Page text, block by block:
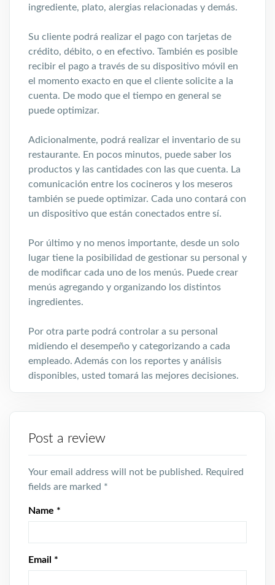
ingrediente, plato, alergias relacionadas y demás.
Su cliente podrá realizar el pago con tarjetas de
crédito, débito, o en efectivo. También es posible
recibir el pago a través de su dispositivo móvil en
el momento exacto en que el cliente solicite a la
cuenta. De modo que el tiempo en general se
puede optimizar.
Adicionalmente, podrá realizar el inventario de su
restaurante. En pocos minutos, puede saber los
productos y las cantidades con las que cuenta. La
comunicación entre los cocineros y los meseros
también se puede optimizar. Cada uno contará con
un dispositivo que están conectados entre sí.
Por último y no menos importante, desde un solo
lugar tiene la posibilidad de gestionar su personal y
de modificar cada uno de los menús. Puede crear
menús agregando y organizando los distintos
ingredientes.
Por otra parte podrá controlar a su personal
midiendo el desempeño y categorizando a cada
empleado. Además con los reportes y análisis
disponibles, usted tomará las mejores decisiones.
Post a review
Your email address will not be published. Required
fields are marked *
Name *
Email *